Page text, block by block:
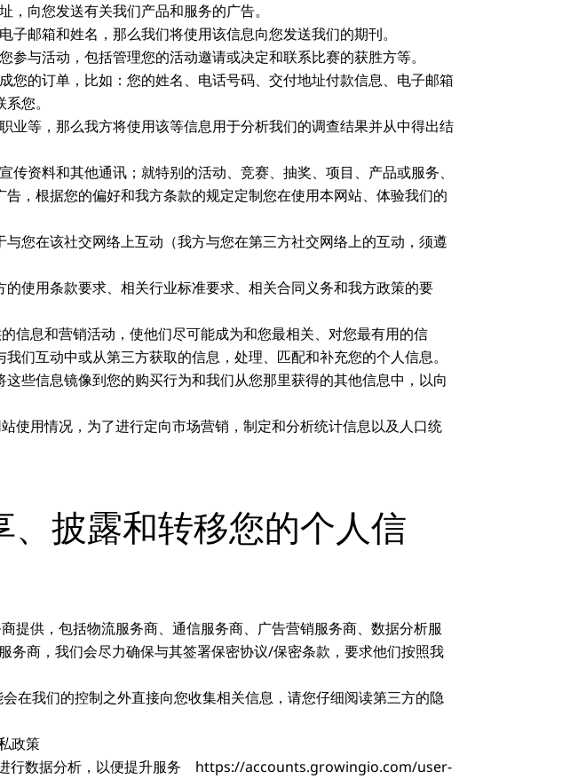
向您发送有关我们产品和服务的广告。
邮箱和姓名，那么我们将使用该信息向您发送我们的期刊。
与活动，包括管理您的活动邀请或决定和联系比赛的获胜方等。
的订单，比如：您的姓名、电话号码、交付地址付款信息、电子邮箱
您。
等，那么我方将使用该等信息用于分析我们的调查结果并从中得出结
资料和其他通讯；就特别的活动、竞赛、抽奖、项目、产品或服务、
，根据您的偏好和我方条款的规定定制您在使用本网站、体验我们的
您在该社交网络上互动（我方与您在第三方社交网络上的互动，须遵
使用条款要求、相关行业标准要求、相关合同义务和我方政策的要
息和营销活动，使他们尽可能成为和您最相关、对您最有用的信
们互动中或从第三方获取的信息，处理、匹配和补充您的个人信息。
些信息镜像到您的购买行为和我们从您那里获得的其他信息中，以向
用情况，为了进行定向市场营销，制定和分析统计信息以及人口统
披露和转移您的个人信
供，包括物流服务商、通信服务商、广告营销服务商、数据分析服
商，我们会尽力确保与其签署保密协议/保密条款，要求他们按照我
在我们的控制之外直接向您收集相关信息，请您仔细阅读第三方的隐
政策
数据分析，以便提升服务 https://accounts.growingio.com/user-